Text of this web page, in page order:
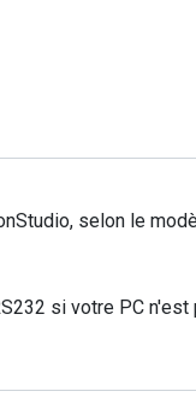
selon le
si votre PC n'est